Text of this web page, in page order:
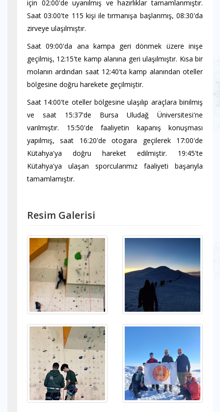
için 02:00'de uyanılmış ve hazırlıklar tamamlanmıştır.
Saat 03:00'te 115 kişi ile tırmanışa başlanmış, 08:30'da
zirveye ulaşılmıştır.
Saat 09:00'da ana kampa geri dönmek üzere inişe
geçilmiş, 12:15'te kamp alanına geri ulaşılmıştır. Kısa bir
molanın ardından saat 12:40'ta kamp alanından oteller
bölgesine doğru harekete geçilmiştir.
Saat 14:00'te oteller bölgesine ulaşılıp araçlara binilmiş
ve saat 15:37'de Bursa Uludağ Üniversitesi'ne
varılmıştır. 15:50'de faaliyetin kapanış konuşması
yapılmış, saat 16:20'de otogara geçilerek 17:00'de
Kütahya'ya doğru hareket edilmiştir. 19:45'te
Kütahya'ya ulaşan sporcularımız faaliyeti başarıyla
tamamlamıştır.
Resim Galerisi